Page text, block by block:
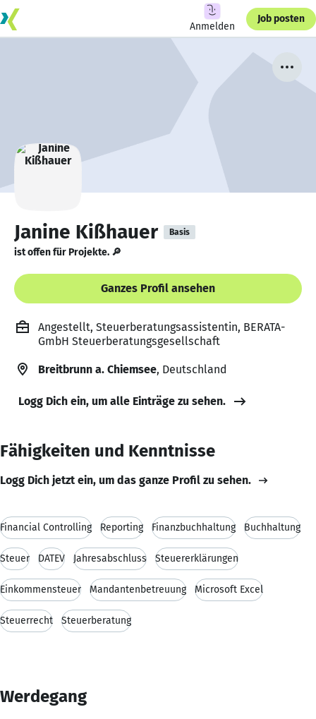
Anmelden
Job posten
Janine Kißhauer Basis
ist offen für Projekte. 🔎
Ganzes Profil ansehen
Angestellt, Steuerberatungsassistentin, BERATA-
GmbH Steuerberatungsgesellschaft
Breitbrunn a. Chiemsee, Deutschland
Logg Dich ein, um alle Einträge zu sehen.
Fähigkeiten und Kenntnisse
Logg Dich jetzt ein, um das ganze Profil zu sehen.
Financial Controlling Reporting Finanzbuchhaltung Buchhaltung
Steuer DATEV Jahresabschluss Steuererklärungen
Einkommensteuer Mandantenbetreuung Microsoft Excel
Steuerrecht Steuerberatung
Werdegang